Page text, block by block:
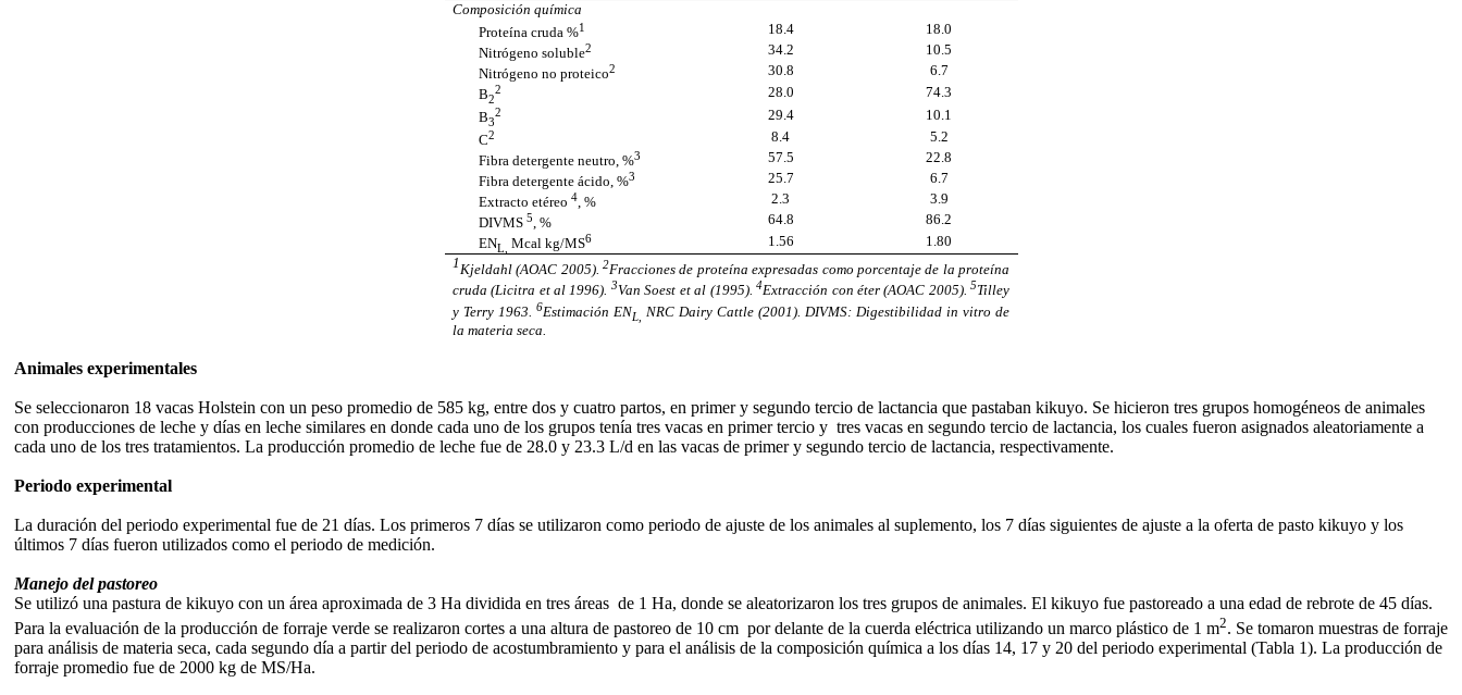
Composición química
Proteína cruda %1 18.4
18.0
Nitrógeno soluble2 34.2
10.5
Nitrógeno no proteico2 30.8
6.7
B2
2 28.0
74.3
B3
2 29.4
10.1
C2 8.4
5.2
Fibra detergente neutro, %3 57.5
22.8
Fibra detergente ácido, %3 25.7
6.7
Extracto etéreo 4, % 2.3
3.9
DIVMS 5 , % 64.8
86.2
ENL, Mcal kg/MS6 1.56
1.80
1 Kjeldahl (AOAC 2005). 2Fracciones de proteína expresadas como porcentaje de la proteína
cruda (Licitra et al 1996). 3Van Soest et al (1995).4Extracción con éter (AOAC 2005).5Tilley
y Terry 1963.
6Estimación ENL,
NRC Dairy Cattle (2001). DIVMS: Digestibilidad in vitro de
la materia seca.
Animales experimentales
Se seleccionaron 18 vacas Holstein con un peso promedio de 585 kg, entre dos y cuatro partos, en primer y segundo tercio de lactancia que pastaban kikuyo. Se hicieron tres grupos homogéneos de animales
con producciones de leche y días en leche similares en donde cada uno de los grupos tenía tres vacas en primer tercio y tres vacas en segundo tercio de lactancia, los cuales fueron asignados aleatoriamente a
cada uno de los tres tratamientos. La producción promedio de leche fue de 28.0 y 23.3 L/d en las vacas de primer y segundo tercio de lactancia, respectivamente.
Periodo experimental
La duración del periodo experimental fue de 21 días. Los primeros 7 días se utilizaron como periodo de ajuste de los animales al suplemento, los 7 días siguientes de ajuste a la oferta de pasto kikuyo y los
últimos 7 días fueron utilizados como el periodo de medición.
Manejo del pastoreo
Se utilizó una pastura de kikuyo con un área aproximada de 3 Ha dividida en tres áreas de 1 Ha, donde se aleatorizaron los tres grupos de animales. El kikuyo fue pastoreado a una edad de rebrote de 45 días.
Para la evaluación de la producción de forraje verde se realizaron cortes a una altura de pastoreo de 10 cm por delante de la cuerda eléctrica utilizando un marco plástico de 1 m2. Se tomaron muestras de forraje
para análisis de materia seca, cada segundo día a partir del periodo de acostumbramiento y para el análisis de la composición química a los días 14, 17 y 20 del periodo experimental (Tabla 1). La producción de
forraje promedio fue de 2000 kg de MS/Ha.